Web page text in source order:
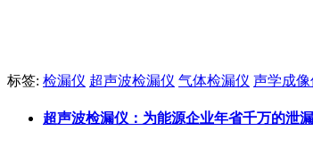
标签: 检漏仪 超声波检漏仪 气体检漏仪 声学成像
超声波检漏仪：为能源企业年省千万的泄